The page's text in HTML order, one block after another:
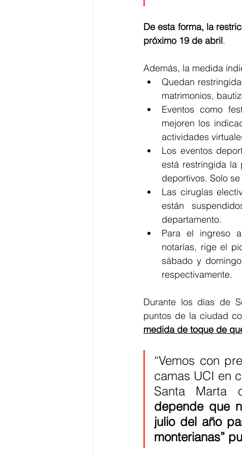
De esta forma, la
próximo 19 de abril.
Además, la medida
Quedan
matrimonios,
Eventos como
mejoren los
actividades
Los eventos
está restringida la
deportivos. Solo
Las cirugías
están
departamento.
Para el ingreso
notarías, rige el
sábado y
respectivamente.
Durante los días de
puntos de la ciudad
medida de toque de
“Vemos con
camas UCI en
Santa Marta
depende que
julio del año
monterianas”